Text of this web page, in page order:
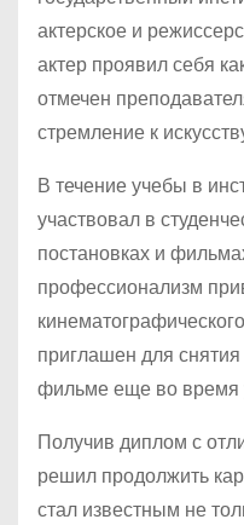
актерское и
актер проявил себя
отмечен
стремление к
В течение учебы в
участвовал в
постановках и
профессионализм
приглашен для
фильме еще во время
Получив диплом с
решил продолжить
стал известным не